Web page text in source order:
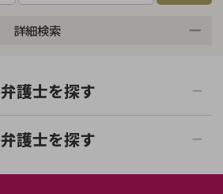
詳細検索
土日祝の相談可能
弁護士を探す
青森県
弁護士を探す